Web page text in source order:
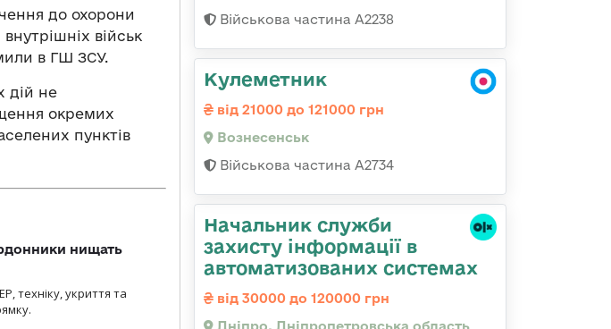
до охорони
військ
в ГШ ЗСУ.
дій не
окремих
пунктів
нищать
техніку, укриття та
Військова частина А2238
Кулеметник
від 21000 до 121000 грн
Вознесенськ
Військова частина А2734
Начальник служби
захисту інформації в
автоматизованих системах
від 30000 до 120000 грн
Дніпро, Дніпропетровська область